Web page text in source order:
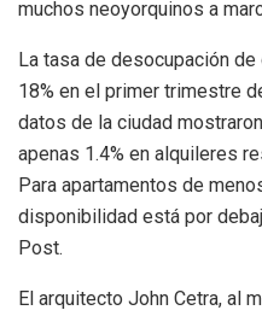
muchos neoyorquinos a
La tasa de desocupación
18% en el primer trimestre
datos de la ciudad
apenas 1.4% en alquileres
Para apartamentos de
disponibilidad está por
Post.
El arquitecto John Cetra, al